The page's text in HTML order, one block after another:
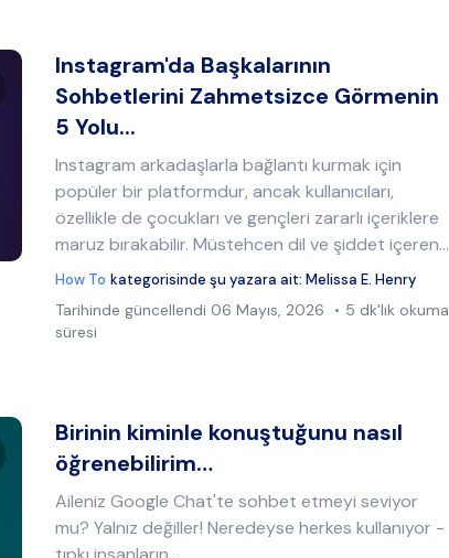
Facebook Bağlantıyı kopyala
Instagram'da Başkalarının
Sohbetlerini Zahmetsizce Görmenin
5 Yolu...
Instagram arkadaşlarla bağlantı kurmak için
popüler bir platformdur, ancak kullanıcıları,
özellikle de çocukları ve gençleri zararlı içeriklere
maruz bırakabilir. Müstehcen dil ve şiddet içeren...
How To kategorisinde şu yazara ait:Melissa E. Henry
Tarihinde güncellendi 06 Mayıs, 2026
5 dk'lık okuma
süresi
Bu makaleyi paylaş
Birinin kiminle konuştuğunu nasıl
öğrenebilirim…
Aileniz Google Chat'te sohbet etmeyi seviyor
mu? Yalnız değiller! Neredeyse herkes kullanıyor -